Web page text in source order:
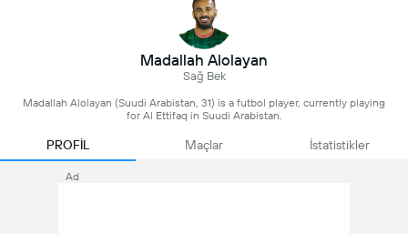
Madallah Alolayan
Sağ Bek
Madallah Alolayan (Suudi Arabistan, 31) is a futbol player, currently playing
for Al Ettifaq in Suudi Arabistan.
PROFİL Maçlar İstatistikler
Ad